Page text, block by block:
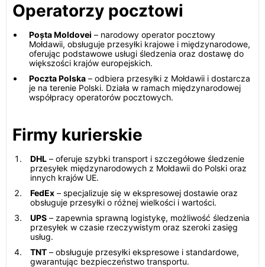
Operatorzy pocztowi
Poșta Moldovei – narodowy operator pocztowy
Mołdawii, obsługuje przesyłki krajowe i międzynarodowe,
oferując podstawowe usługi śledzenia oraz dostawę do
większości krajów europejskich.
Poczta Polska – odbiera przesyłki z Mołdawii i dostarcza
je na terenie Polski. Działa w ramach międzynarodowej
współpracy operatorów pocztowych.
Firmy kurierskie
DHL – oferuje szybki transport i szczegółowe śledzenie
przesyłek międzynarodowych z Mołdawii do Polski oraz
innych krajów UE.
FedEx – specjalizuje się w ekspresowej dostawie oraz
obsługuje przesyłki o różnej wielkości i wartości.
UPS – zapewnia sprawną logistykę, możliwość śledzenia
przesyłek w czasie rzeczywistym oraz szeroki zasięg
usług.
TNT – obsługuje przesyłki ekspresowe i standardowe,
gwarantując bezpieczeństwo transportu.